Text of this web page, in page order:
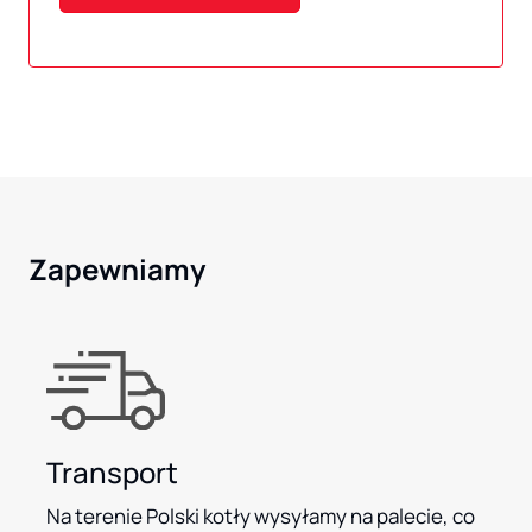
Zapewniamy
Transport
Na terenie Polski kotły wysyłamy na palecie, co